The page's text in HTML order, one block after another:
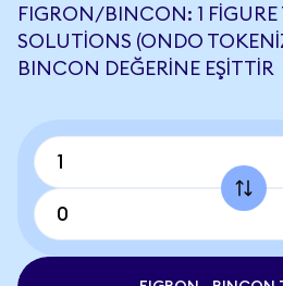
FIGRON/BINCON: 1
SOLUTIONS (ONDO
BINCON DEĞERINE EŞITTIR